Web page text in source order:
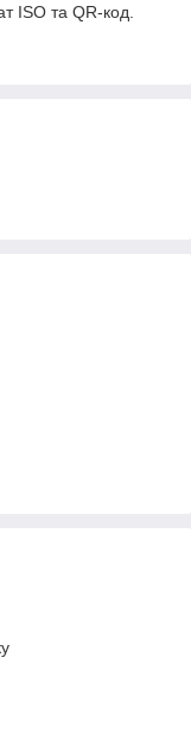
ISO та QR-код.